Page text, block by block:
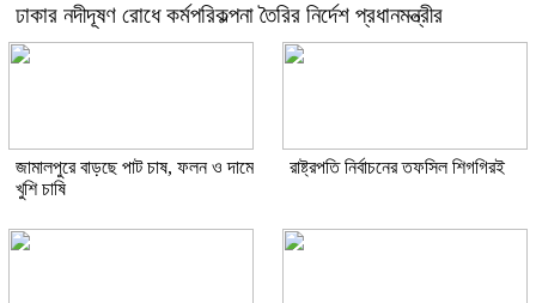
ঢাকার নদীদূষণ রোধে কর্মপরিকল্পনা তৈরির নির্দেশ প্রধানমন্ত্রীর
জামালপুরে বাড়ছে পাট চাষ, ফলন ও দামে
খুশি চাষি
রাষ্ট্রপতি নির্বাচনের তফসিল শিগগিরই